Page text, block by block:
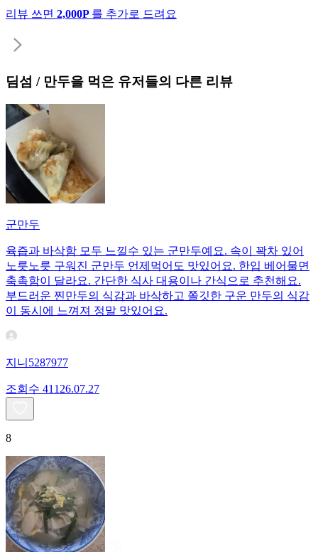
리뷰 쓰면 2,000P 를 추가로 드려요
딤섬 / 만두을 먹은 유저들의 다른 리뷰
군만두
육즙과 바삭함 모두 느낄수 있는 군만두예요. 속이 꽉차 있어
노릇노릇 구워진 군만두 언제먹어도 맛있어요. 한입 베어물면
축촉함이 달라요. 간단한 식사 대용이나 간식으로 추천해요.
부드러운 찐만두의 식감과 바삭하고 쫄깃한 구운 만두의 식감
이 동시에 느껴져 정말 맛있어요.
지니5287977
조회수 411 26.07.27
8